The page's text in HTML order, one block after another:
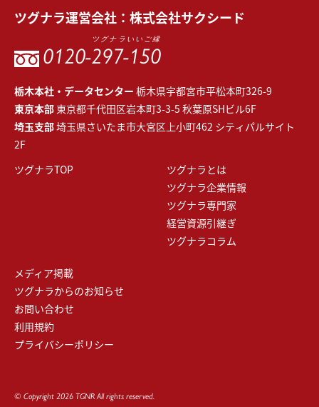
ツグナラ運営会社： 株式会社サクシード
0120-297-150
ツグナラいいご縁
栃木本社・データセンター 栃木県宇都宮市平松本町326-9
東京本部 東京都千代田区岩本町3-3-5 秋葉原SHビル6F
埼玉支部埼玉県さいたま市大宮区上小町462 シティパルサイト
2F
ツグナラTOP
ツグナラとは
ツグナラ企業情報
ツグナラ専門家
経営資源引継ぎ
ツグナラコラム
メディア掲載
ツグナラからのお知らせ
お問い合わせ
利用規約
プライバシーポリシー
© Copyright 2026 TGNR All rights reserved.